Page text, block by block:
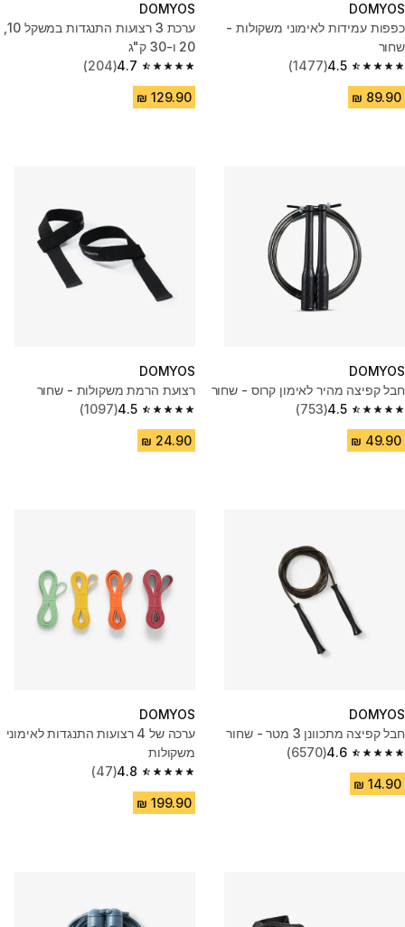
DOMYOS
כפפות עמידות לאימוני משקולות -
שחור
4.5
4.5 out of 5 stars from 1477 reviews
(1477)
DOMYOS
ערכת 3 רצועות התנגדות במשקל 10,
20 ו-30 ק"ג
4.7
4.7 out of 5 stars from 204 reviews
(204)
DOMYOS
חבל קפיצה מהיר לאימון קרוס - שחור
4.5
4.5 out of 5 stars from 753 reviews
(753)
DOMYOS
רצועת הרמת משקולות - שחור
4.5
4.5 out of 5 stars from 1097 reviews
(1097)
DOMYOS
חבל קפיצה מתכוונן 3 מטר - שחור
4.6
4.6 out of 5 stars from 6570 reviews
(6570)
DOMYOS
ערכה של 4 רצועות התנגדות לאימוני
משקולות
4.8
4.8 out of 5 stars from 47 reviews
(47)